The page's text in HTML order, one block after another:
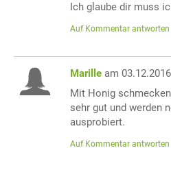
Ich glaube dir muss
Auf Kommentar antworten
Marille am
Mit Honig
sehr gut und werden
ausprobiert.
Auf Kommentar antworten